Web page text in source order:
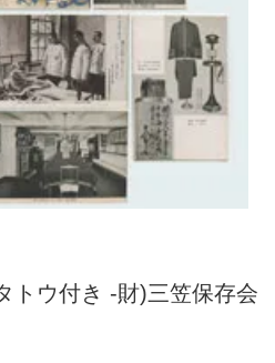
トウ付き -財)三笠保存会